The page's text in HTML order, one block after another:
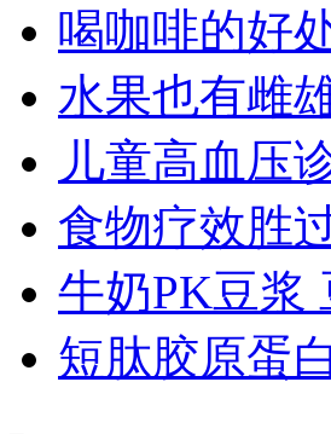
喝咖啡的好
水果也有雌
儿童高血压
食物疗效胜
牛奶PK豆浆
短肽胶原蛋